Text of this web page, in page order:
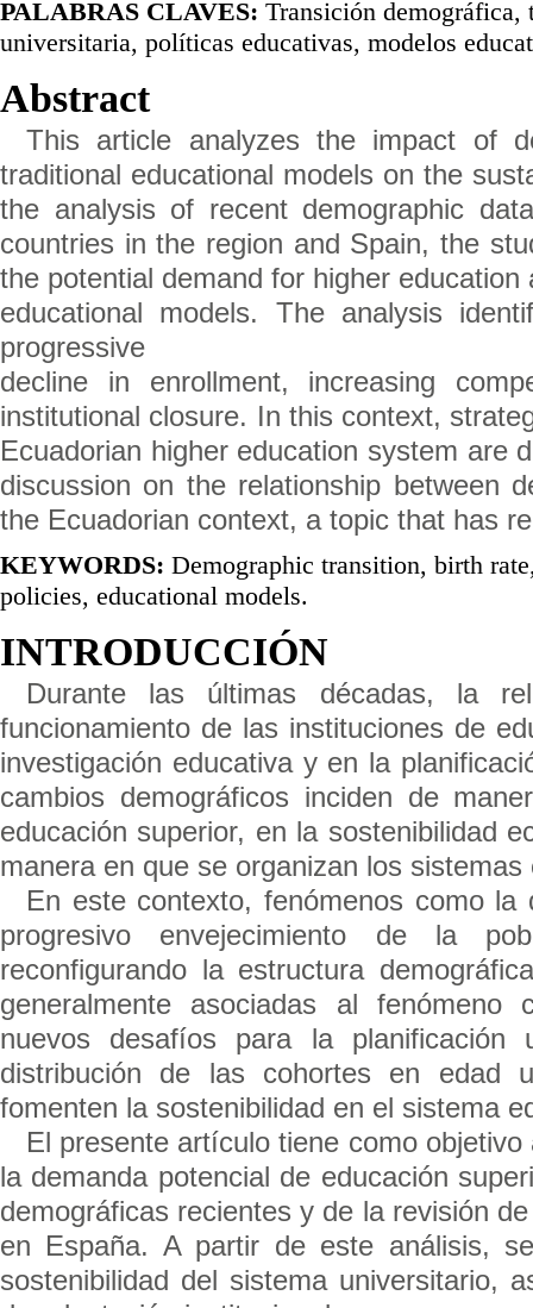
PALABRAS CLAVES: Transición demográfica,
universitaria, políticas educativas, modelos
Abstract
This article analyzes the impact of
traditional educational models on the
the analysis of recent demographic
countries in the region and Spain, the
the potential demand for higher
educational models. The analysis
progressive
decline in enrollment, increasing
institutional closure. In this context,
Ecuadorian higher education system are
discussion on the relationship between
the Ecuadorian context, a topic that has
KEYWORDS: Demographic transition, birth
policies, educational models.
INTRODUCCIÓN
Durante las últimas décadas, la
funcionamiento de las instituciones de
investigación educativa y en la
cambios demográficos inciden de
educación superior, en la sostenibilidad
manera en que se organizan los
En este contexto, fenómenos como
progresivo envejecimiento de la
reconfigurando la estructura
generalmente asociadas al fenómeno
nuevos desafíos para la
distribución de las cohortes en edad
fomenten la sostenibilidad en el sistema
El presente artículo tiene como
la demanda potencial de educación
demográficas recientes y de la revisión
en España. A partir de este análisis,
sostenibilidad del sistema universitario,